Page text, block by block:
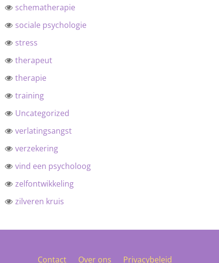
schematherapie
sociale psychologie
stress
therapeut
therapie
training
Uncategorized
verlatingsangst
verzekering
vind een psycholoog
zelfontwikkeling
zilveren kruis
Contact Over ons Privacybeleid